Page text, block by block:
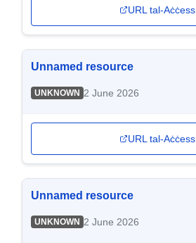
URL tal-Aċċess
Unnamed resource
UNKNOWN 2 June 2026
URL tal-Aċċess
Unnamed resource
UNKNOWN 2 June 2026